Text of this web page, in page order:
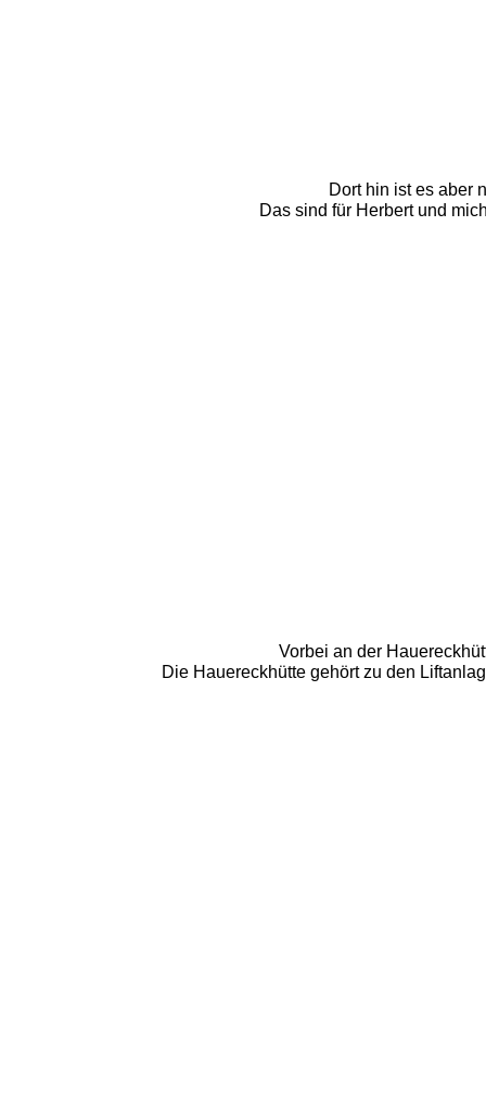
Dort hin ist es aber
Das sind für Herbert und
Vorbei an der
Die Hauereckhütte gehört zu den